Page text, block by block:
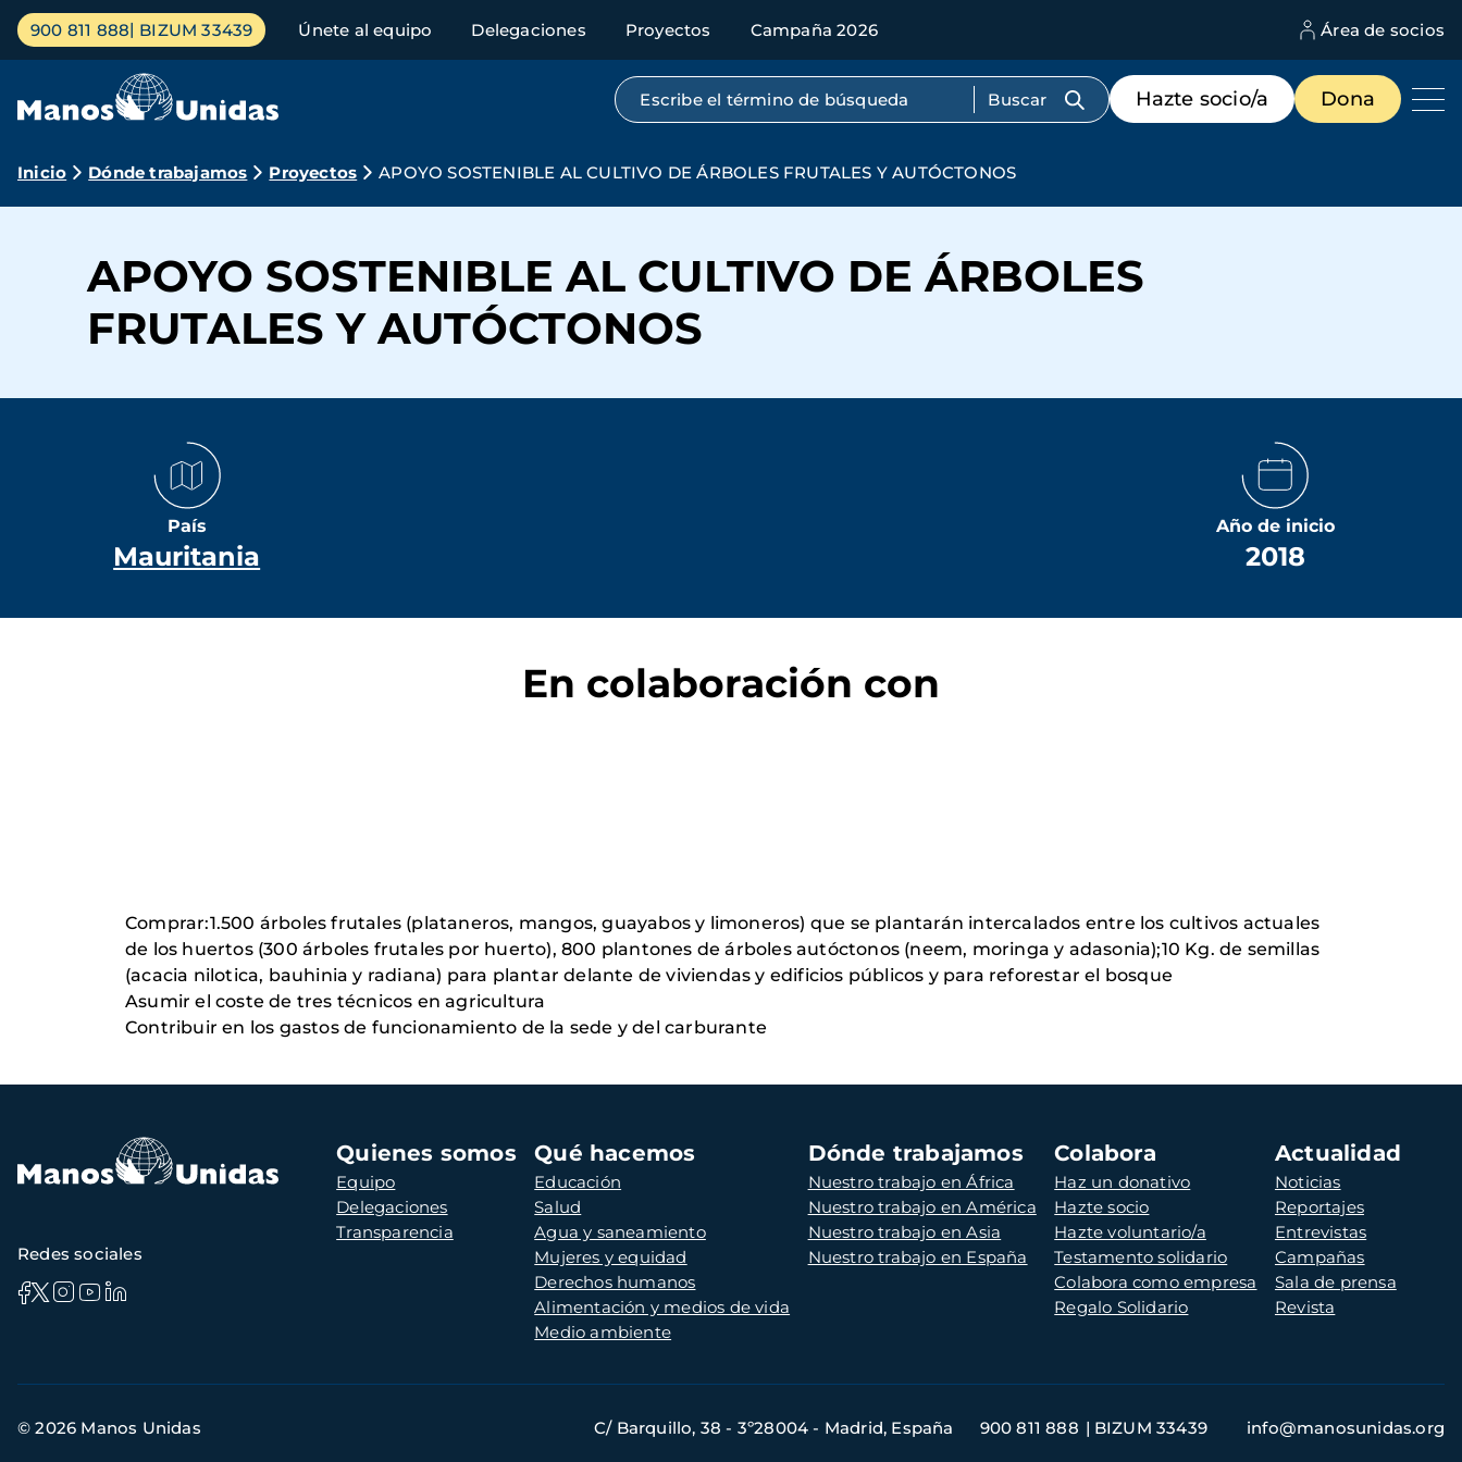
Pasar
contenido
Menú
principal
900 811 888 BIZUM 33439 Únete al equipo Delegaciones Proyectos Campaña 2026 Área de socios
Búsqueda por texto completo
Menú
de
destacados
Hazte socio/a Dona
Ruta
navegación
Inicio Dónde trabajamos Proyectos APOYO SOSTENIBLE AL CULTIVO DE ÁRBOLES FRUTALES Y AUTÓCTONOS
APOYO SOSTENIBLE AL CULTIVO DE ÁRBOLES
FRUTALES Y AUTÓCTONOS
País
Mauritania
Año de inicio
2018
En colaboración con
Comprar:1.500 árboles frutales (plataneros, mangos, guayabos y limoneros) que se plantarán intercalados entre los cultivos actuales
de los huertos (300 árboles frutales por huerto), 800 plantones de árboles autóctonos (neem, moringa y adasonia);10 Kg. de semillas
(acacia nilotica, bauhinia y radiana) para plantar delante de viviendas y edificios públicos y para reforestar el bosque
Asumir el coste de tres técnicos en agricultura
Contribuir en los gastos de funcionamiento de la sede y del carburante
Navegación
principal
Quienes somos
Equipo
Delegaciones
Transparencia
Qué hacemos
Educación
Salud
Agua y saneamiento
Mujeres y equidad
Derechos humanos
Alimentación y medios de vida
Medio ambiente
Dónde trabajamos
Nuestro trabajo en África
Nuestro trabajo en América
Nuestro trabajo en Asia
Nuestro trabajo en España
Colabora
Haz un donativo
Hazte socio
Hazte voluntario/a
Testamento solidario
Colabora como empresa
Regalo Solidario
Actualidad
Noticias
Reportajes
Entrevistas
Campañas
Sala de prensa
Revista
Redes sociales
de
© 2026 Manos Unidas C/ Barquillo, 38 - 3º28004 - Madrid, España 900 811 888 BIZUM 33439 info@manosunidas.org